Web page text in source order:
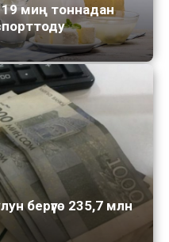
миң тоннадан
берүүгө 235,7 млн